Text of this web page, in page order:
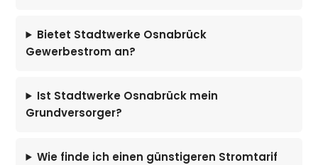
Bietet Stadtwerke Osnabrück
Gewerbestrom an?
Ist Stadtwerke Osnabrück mein
Grundversorger?
Wie finde ich einen günstigeren Stromtarif